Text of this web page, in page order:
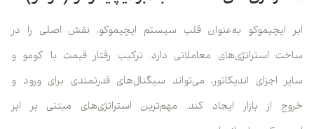
ابر ایچیموکو به‌عنوان قلب سیستم ایچیموکو، نقش اصلی را در
ساخت استراتژی‌های معاملاتی دارد. ترکیب رفتار قیمت با کومو و
سایر اجزای اندیکاتور، می‌تواند سیگنال‌های قدرتمندی برای ورود و
خروج از بازار ایجاد کند. مهم‌ترین استراتژی‌های مبتنی بر ابر